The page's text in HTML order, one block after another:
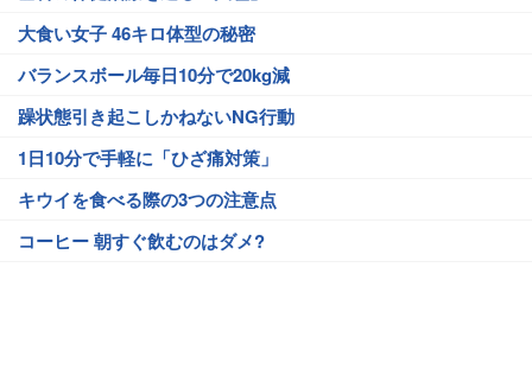
大食い女子 46キロ体型の秘密
バランスボール毎日10分で20kg減
躁状態引き起こしかねないNG行動
1日10分で手軽に「ひざ痛対策」
キウイを食べる際の3つの注意点
コーヒー 朝すぐ飲むのはダメ?